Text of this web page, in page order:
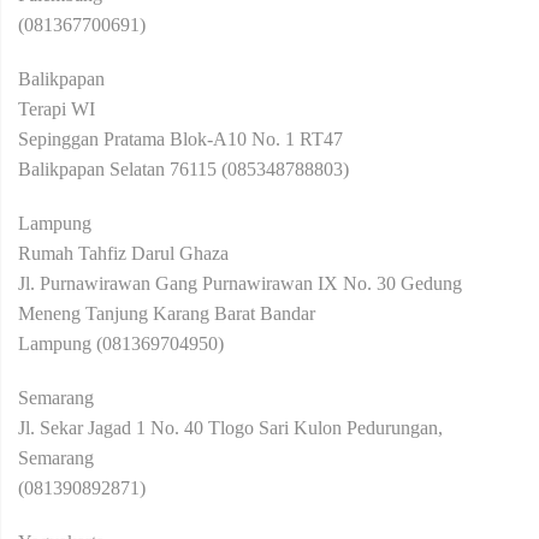
(081367700691)
Balikpapan
Terapi WI
Sepinggan Pratama Blok-A10 No. 1 RT47
Balikpapan Selatan 76115 (085348788803)
Lampung
Rumah Tahfiz Darul Ghaza
Jl. Purnawirawan Gang Purnawirawan IX No. 30 Gedung
Meneng Tanjung Karang Barat Bandar
Lampung (081369704950)
Semarang
Jl. Sekar Jagad 1 No. 40 Tlogo Sari Kulon Pedurungan,
Semarang
(081390892871)